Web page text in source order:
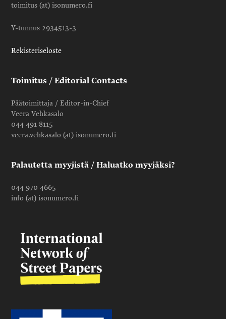
toimitus (at) isonumero.fi
Y-tunnus 2934513-3
Rekisteriseloste
Toimitus / Editorial Contacts
Päätoimittaja / Editor-in-Chief
Veera Vehkasalo
044 491 8115
veera.vehkasalo (at) isonumero.fi
Palautetta myyjistä / Haluatko myyjäksi?
044 970 4665
info (at) isonumero.fi